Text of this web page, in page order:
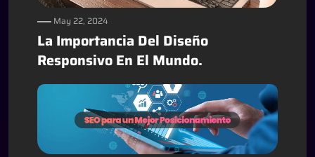
May 22, 2024
La Importancia Del Diseño
Responsivo En El Mundo.